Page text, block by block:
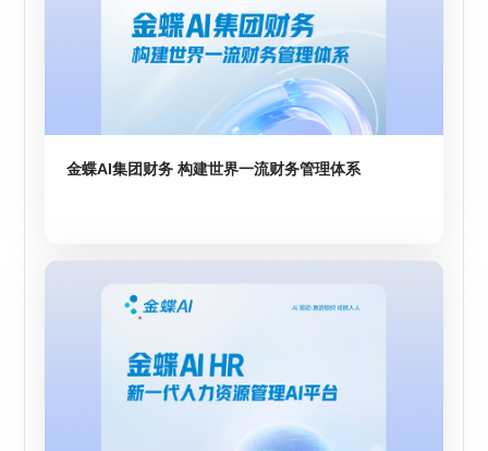
金蝶AI集团财务 构建世界一流财务管理体系